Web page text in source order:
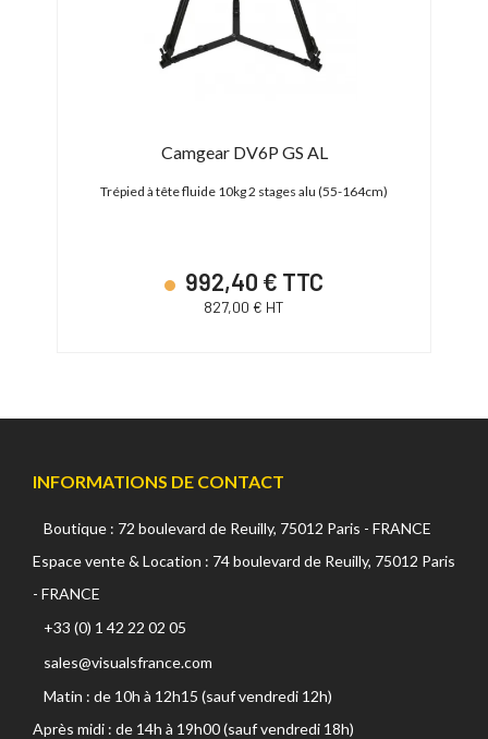
Camgear DV6P GS AL
Trépied à tête fluide 10kg 2 stages alu (55-164cm)
992,40 € TTC
827,00 € HT
INFORMATIONS DE CONTACT
Boutique : 72 boulevard de Reuilly, 75012 Paris - FRANCE
Espace vente & Location : 74 boulevard de Reuilly, 75012 Paris
- FRANCE
+33 (0) 1 42 22 02 05
sales@visualsfrance.com
Matin : de 10h à 12h15 (sauf vendredi 12h)
Après midi : de 14h à 19h00 (sauf vendredi 18h)